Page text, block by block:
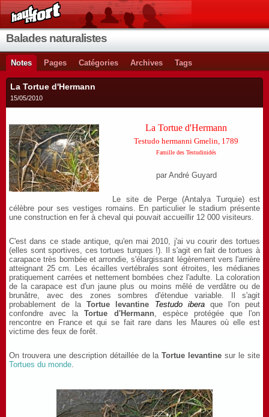
Balades naturalistes
Notes Pages Catégories Archives Tags
La Tortue d'Hermann
15/05/2010
La Tortue d'Hermann
Testudo hermanni Gmelin, 1789
Famille des Testudinidés
par André Guyard
Le site de Perge (Antalya Turquie) est
célèbre pour ses vestiges romains. En particulier le stadium présente
une construction en fer à cheval qui pouvait accueillir 12 000 visiteurs.
C'est dans ce stade antique, qu'en mai 2010, j'ai vu courir des tortues
(elles sont sportives, ces tortues turques !). Il s'agit en fait de tortues à
carapace très bombée et arrondie, s'élargissant légèrement vers l'arrière
atteignant 25 cm. Les écailles vertébrales sont étroites, les médianes
pratiquement carrées et nettement bombées chez l'adulte. La coloration
de la carapace est d'un jaune plus ou moins mêlé de verdâtre ou de
brunâtre, avec des zones sombres d'étendue variable. Il s'agit
probablement de laTortue levantine Testudo iberaque l'on peut
confondre avec laTortue d'Hermann, espèce protégée que l'on
rencontre en France et qui se fait rare dans les Maures où elle est
victime des feux de forêt.
On trouvera une description détaillée de laTortue levantine sur le site
Tortues du monde.